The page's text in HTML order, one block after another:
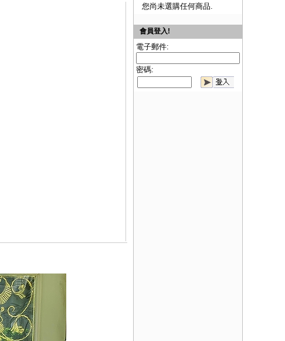
您尚未選購任何商品.
會員登入!
電子郵件:
密碼: